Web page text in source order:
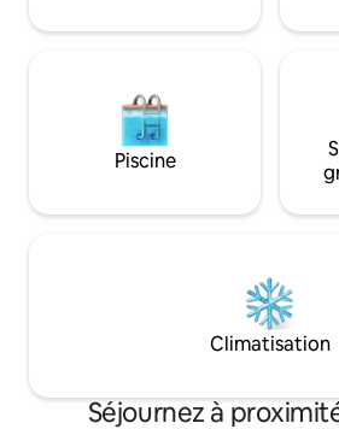
Piscine
Climatisation
Séjournez à